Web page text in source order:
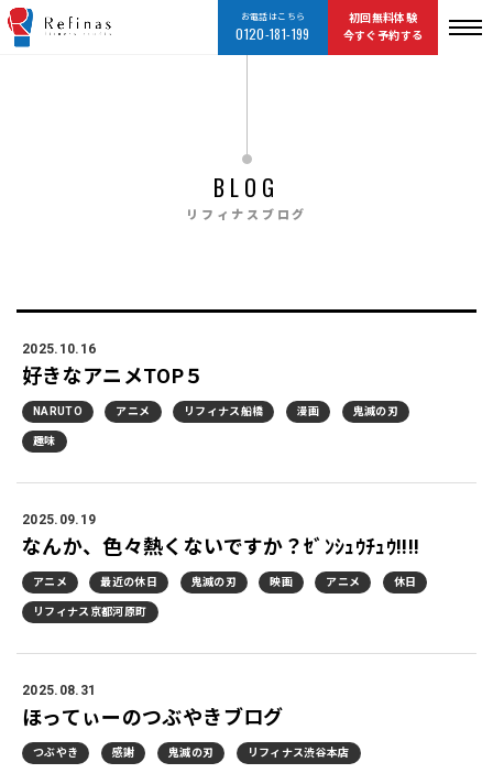
お電話はこちら
0120-181-199
初回無料体験
今すぐ予約する
BLOG
リフィナスブログ
2025.10.16
好きなアニメTOP５
NARUTO アニメ リフィナス船橋 漫画 鬼滅の刃
趣味
2025.09.19
なんか、色々熱くないですか？ｾﾞﾝｼｭｳﾁｭｳ!!!!
アニメ 最近の休日 鬼滅の刃 映画 アニメ 休日
リフィナス京都河原町
2025.08.31
ほってぃーのつぶやきブログ
つぶやき 感謝 鬼滅の刃 リフィナス渋谷本店